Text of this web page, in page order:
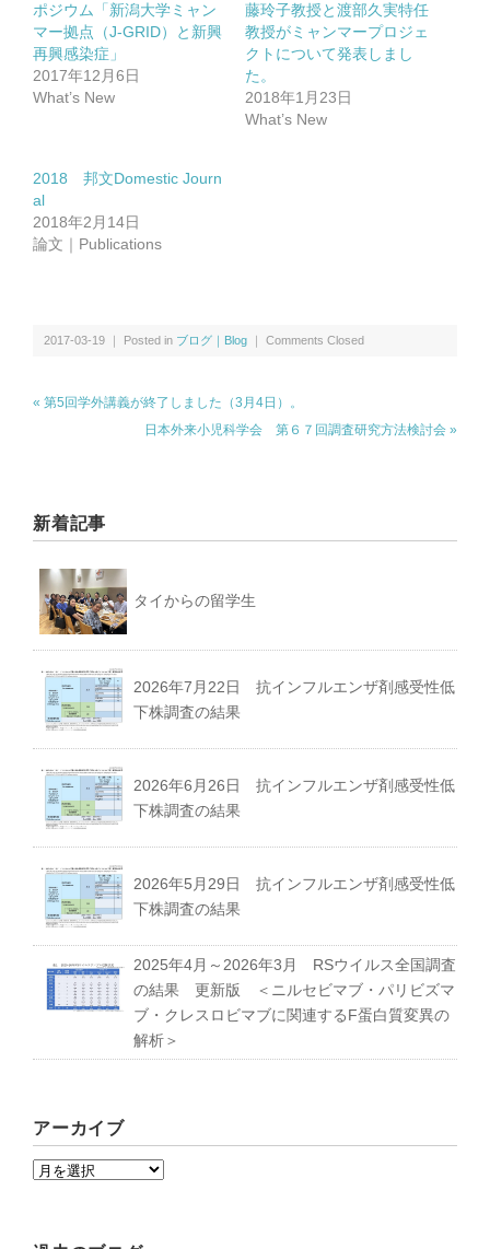
ポジウム「新潟大学ミャン
マー拠点（J-GRID）と新興
再興感染症」
2017年12月6日
What’s New
藤玲子教授と渡部久実特任
教授がミャンマープロジェ
クトについて発表しまし
た。
2018年1月23日
What’s New
2018 邦文Domestic Journ
al
2018年2月14日
論文｜Publications
2017-03-19 ｜ Posted in ブログ｜Blog ｜ Comments Closed
« 第5回学外講義が終了しました（3月4日）。
日本外来小児科学会 第６７回調査研究方法検討会 »
新着記事
タイからの留学生
2026年7月22日 抗インフルエンザ剤感受性低
下株調査の結果
2026年6月26日 抗インフルエンザ剤感受性低
下株調査の結果
2026年5月29日 抗インフルエンザ剤感受性低
下株調査の結果
2025年4月～2026年3月 RSウイルス全国調査
の結果 更新版 ＜ニルセビマブ・パリビズマ
ブ・クレスロビマブに関連するF蛋白質変異の
解析＞
アーカイブ